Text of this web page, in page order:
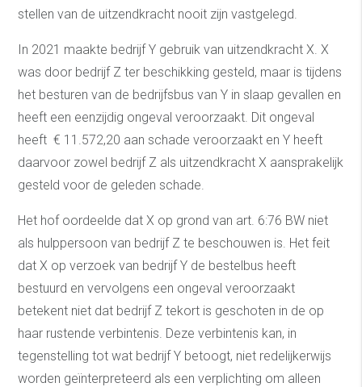
stellen van de uitzendkracht nooit zijn vastgelegd.
In 2021 maakte bedrijf Y gebruik van uitzendkracht X. X
was door bedrijf Z ter beschikking gesteld, maar is tijdens
het besturen van de bedrijfsbus van Y in slaap gevallen en
heeft een eenzijdig ongeval veroorzaakt. Dit ongeval
heeft € 11.572,20 aan schade veroorzaakt en Y heeft
daarvoor zowel bedrijf Z als uitzendkracht X aansprakelijk
gesteld voor de geleden schade.
Het hof oordeelde dat X op grond van art. 6:76 BW niet
als hulppersoon van bedrijf Z te beschouwen is. Het feit
dat X op verzoek van bedrijf Y de bestelbus heeft
bestuurd en vervolgens een ongeval veroorzaakt
betekent niet dat bedrijf Z tekort is geschoten in de op
haar rustende verbintenis. Deze verbintenis kan, in
tegenstelling tot wat bedrijf Y betoogt, niet redelijkerwijs
worden geïnterpreteerd als een verplichting om alleen